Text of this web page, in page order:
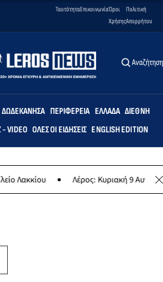
ΤαυτότηταΕπικοινωνίαΌροι
Χρήσης
Πολιτική
Απορρήτου
Αναζήτηση
ΔΩΔΕΚΆΝΗΣΑ ΠΕΡΙΦΈΡΕΙΑ ΕΛΛΆΔΑ ΔΙΕΘΝΉ
VIDEO ΌΛΕΣ ΟΙ ΕΙΔΉΣΕΙΣ ENGLISH EDITION
Λέρος: Κυριακή 9 Αυγούστου